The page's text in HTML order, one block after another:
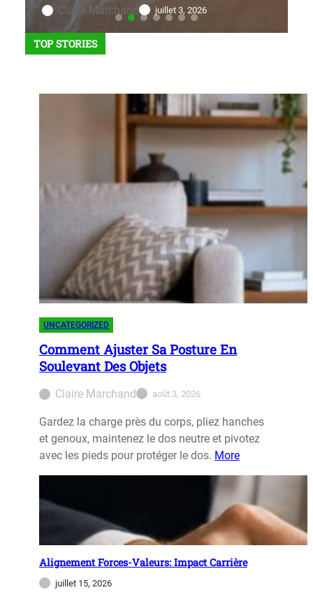
Claire Marchand juillet 3, 2026
TOP STORIES
UNCATEGORIZED
Comment Ajuster Sa Posture En
Soulevant Des Objets
Claire Marchand août 3, 2026
Gardez la charge près du corps, pliez hanches
et genoux, maintenez le dos neutre et pivotez
avec les pieds pour protéger le dos. More
Alignement Forces-Valeurs: Impact Carrière
juillet 15, 2026